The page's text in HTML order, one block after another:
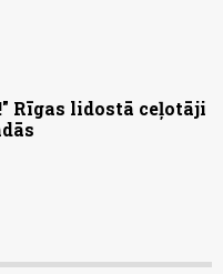
Rīgas lidostā ceļotāji